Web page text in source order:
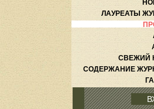
ЛАУРЕАТЫ
СОДЕРЖАНИЕ